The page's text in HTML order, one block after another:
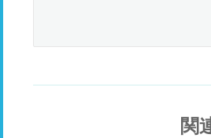
関